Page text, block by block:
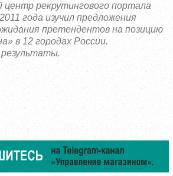
центр рекрутингового портала
года изучил предложения
претендентов на позицию
в 12 городах России.